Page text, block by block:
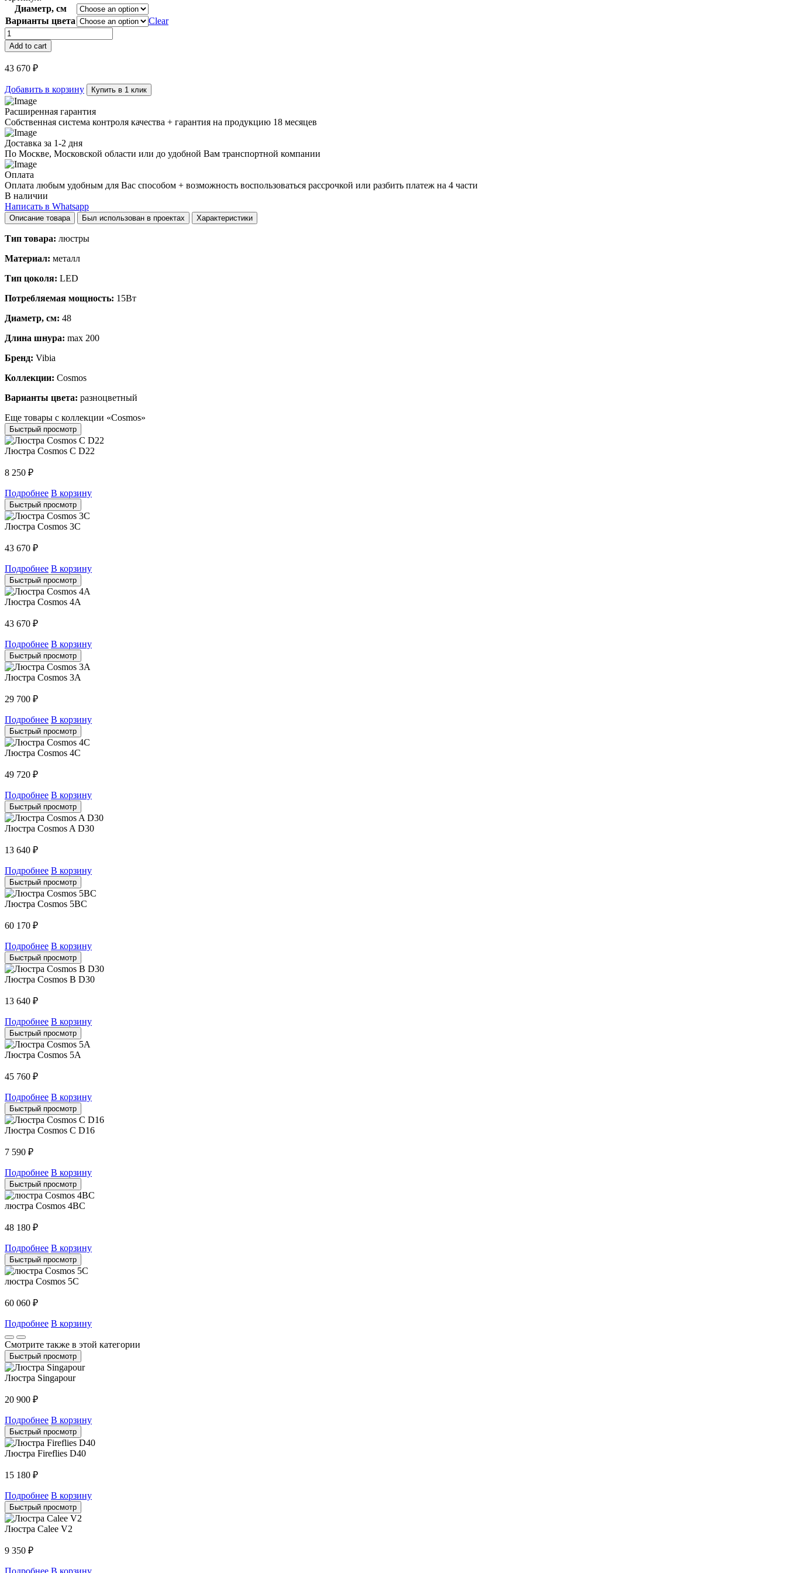
Диаметр, см
Варианты цвета
Clear
Люстра
Cosmos
3BA
quantity
Add to cart
43 670 ₽
Добавить в корзину Купить в 1 клик
Расширенная гарантия
Собственная система контроля качества + гарантия на продукцию 18 месяцев
Доставка за 1-2 дня
По Москве, Московской области или до удобной Вам транспортной компании
Оплата
Оплата любым удобным для Вас способом + возможность воспользоваться рассрочкой или разбить платеж на 4 части
В наличии
Написать в Whatsapp
Описание товара Был использован в проектах Характеристики
Тип товара: люстры
Материал: металл
Тип цоколя: LED
Потребляемая мощность: 15Вт
Диаметр, см: 48
Длина шнура: max 200
Бренд: Vibia
Коллекции: Cosmos
Варианты цвета: разноцветный
Еще товары с коллекции «Cosmos»
Быстрый просмотр
Люстра Cosmos C D22
8 250 ₽
Подробнее В корзину
Быстрый просмотр
Люстра Cosmos 3C
43 670 ₽
Подробнее В корзину
Быстрый просмотр
Люстра Cosmos 4A
43 670 ₽
Подробнее В корзину
Быстрый просмотр
Люстра Cosmos 3A
29 700 ₽
Подробнее В корзину
Быстрый просмотр
Люстра Cosmos 4C
49 720 ₽
Подробнее В корзину
Быстрый просмотр
Люстра Cosmos A D30
13 640 ₽
Подробнее В корзину
Быстрый просмотр
Люстра Cosmos 5BC
60 170 ₽
Подробнее В корзину
Быстрый просмотр
Люстра Cosmos B D30
13 640 ₽
Подробнее В корзину
Быстрый просмотр
Люстра Cosmos 5A
45 760 ₽
Подробнее В корзину
Быстрый просмотр
Люстра Cosmos C D16
7 590 ₽
Подробнее В корзину
Быстрый просмотр
люстра Cosmos 4BC
48 180 ₽
Подробнее В корзину
Быстрый просмотр
люстра Cosmos 5C
60 060 ₽
Подробнее В корзину
Смотрите также в этой категории
Быстрый просмотр
Люстра Singapour
20 900 ₽
Подробнее В корзину
Быстрый просмотр
Люстра Fireflies D40
15 180 ₽
Подробнее В корзину
Быстрый просмотр
Люстра Calee V2
9 350 ₽
Подробнее В корзину